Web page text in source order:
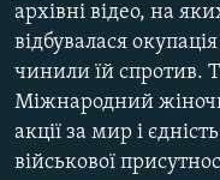
Усі сайти RFE/RL
архівні відео, на
відбувалася
чинили їй спротив.
Міжнародний
акції за мир і
військової